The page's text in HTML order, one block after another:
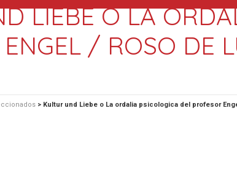
LIEBE O LA
ENGEL / ROSO DE
> Kultur und Liebe o La ordalia psicologica del profesor